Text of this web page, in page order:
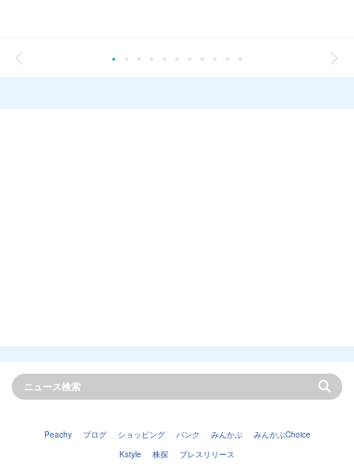
Peachy ブログ ショッピング バンク みんかぶ
みんかぶChoice
Kstyle
株探 プレスリリース